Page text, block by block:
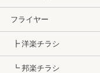
フライヤー
┣ 洋楽チラシ
┗ 邦楽チラシ